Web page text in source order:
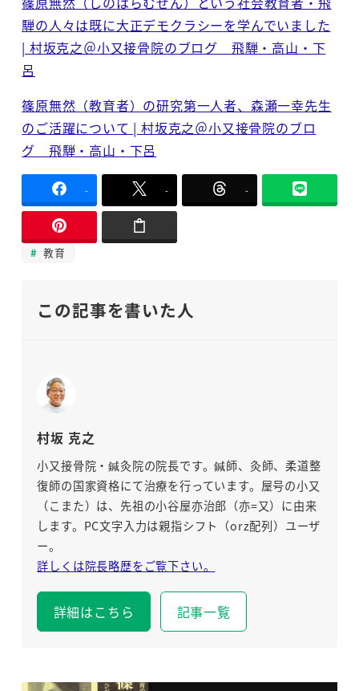
騨の人々は既に大正デモクラシーを学んでいました
| 村坂克之＠小又接骨院のブログ 飛騨・高山・下
呂
篠原無然（教育者）の研究第一人者、森瀬一幸先生
のご活躍について | 村坂克之＠小又接骨院のブロ
グ 飛騨・高山・下呂
- - -
教育
この記事を書いた人
村坂 克之
小又接骨院・鍼灸院の院長です。鍼師、灸師、柔道整
復師の国家資格にて治療を行っています。屋号の小又
（こまた）は、先祖の小谷屋亦治郎（亦=又）に由来
します。PC文字入力は親指シフト（orz配列）ユーザ
ー。
詳しくは院長略歴をご覧下さい。
詳細はこちら 記事一覧